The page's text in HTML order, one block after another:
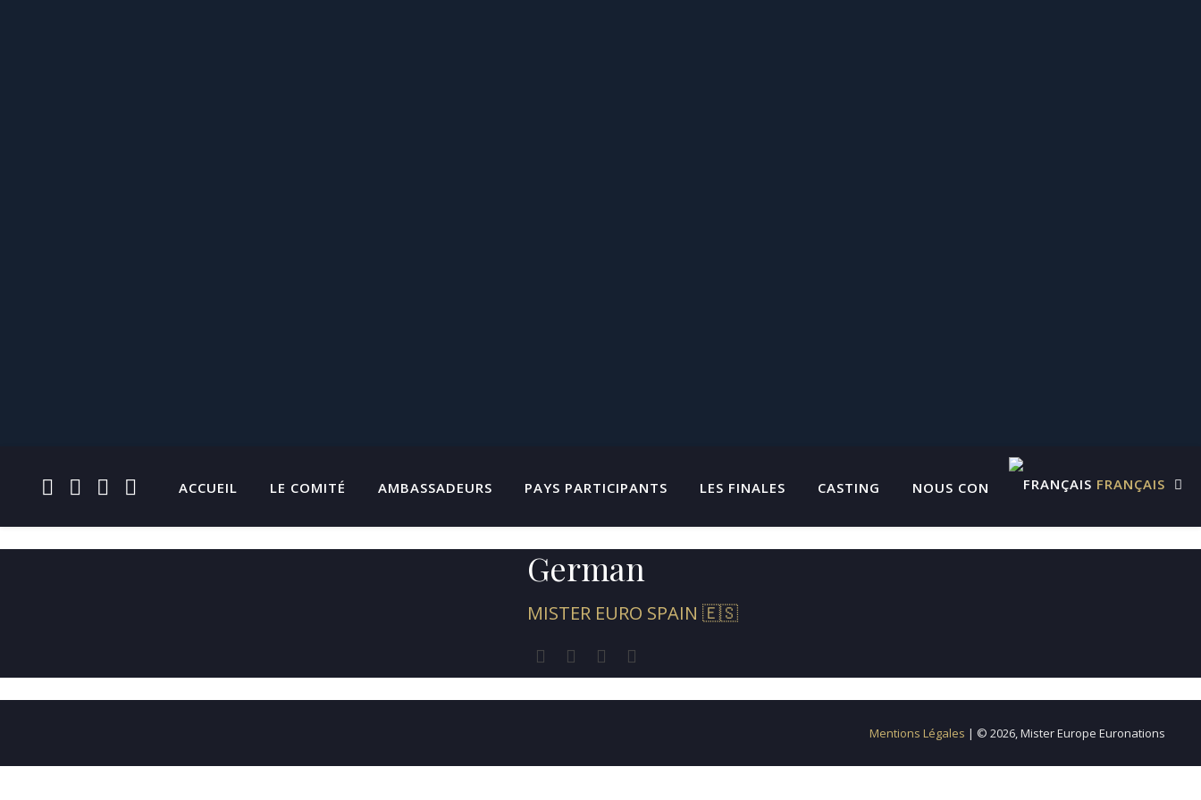
FACEBOOK
INSTAGRAM
TWITTERYOUTUBEACCUEIL LE COMITÉ AMBASSADEURS PAYS PARTICIPANTS LES FINALES CASTING NOUS CONTACTER FRANÇAIS
German
MISTER EURO SPAIN 🇪🇸
Mentions Légales | © 2026, Mister Europe Euronations